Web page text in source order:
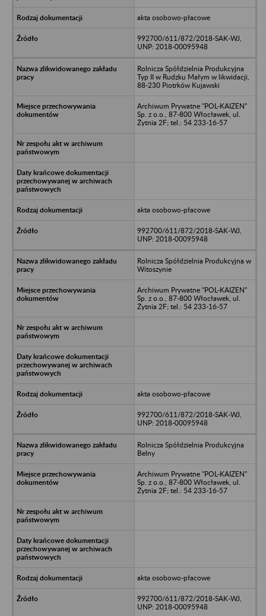
akta osobowo-płacowe
992700/611/872/2018-SAK-WJ,
UNP: 2018-00095948
Rolnicza Spółdzielnia Produkcyjna
Typ II w Rudzku Małym w likwidacji,
88-230 Piotrków Kujawski
Archiwum Prywatne "POL-KAIZEN"
Sp. z o.o., 87-800 Włocławek, ul.
Żytnia 2F; tel.: 54 233-16-57
akta osobowo-płacowe
992700/611/872/2018-SAK-WJ,
UNP: 2018-00095948
Rolnicza Spółdzielnia Produkcyjna w
Witoszynie
Archiwum Prywatne "POL-KAIZEN"
Sp. z o.o., 87-800 Włocławek, ul.
Żytnia 2F; tel.: 54 233-16-57
akta osobowo-płacowe
992700/611/872/2018-SAK-WJ,
UNP: 2018-00095948
Rolnicza Spółdzielnia Produkcyjna
Belny
Archiwum Prywatne "POL-KAIZEN"
Sp. z o.o., 87-800 Włocławek, ul.
Żytnia 2F; tel.: 54 233-16-57
akta osobowo-płacowe
992700/611/872/2018-SAK-WJ,
UNP: 2018-00095948